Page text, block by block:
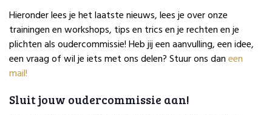
Hieronder lees je het laatste nieuws, lees je over onze
trainingen en workshops, tips en trics en je rechten en je
plichten als oudercommissie! Heb jij een aanvulling, een idee,
een vraag of wil je iets met ons delen? Stuur ons daneen
mail!
Sluit jouw oudercommissie aan!